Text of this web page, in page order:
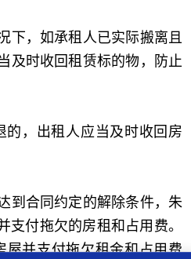
，如承租人已实际搬离且
及时收回租赁标的物，防止
，出租人应当及时收回房
合同约定的解除条件，朱
付拖欠的房租和占用费。
并支付拖欠租金和占用费